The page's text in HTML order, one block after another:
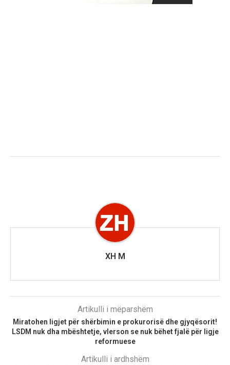
XH M
Artikulli i mëparshëm
Miratohen ligjet për shërbimin e prokurorisë dhe gjyqësorit!
LSDM nuk dha mbështetje, vlerson se nuk bëhet fjalë për ligje
reformuese
Artikulli i ardhshëm